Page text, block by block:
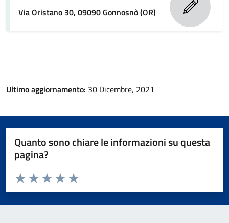
Via Oristano 30, 09090 Gonnosnò (OR)
Ultimo aggiornamento: 30 Dicembre, 2021
Quanto sono chiare le informazioni su questa
pagina?
Valuta da 1 a 5 stelle la pagina
Valuta 5 stelle su 5
Valuta 4 stelle su 5
Valuta 3 stelle su 5
Valuta 2 stelle su 5
Valuta 1 stelle su 5